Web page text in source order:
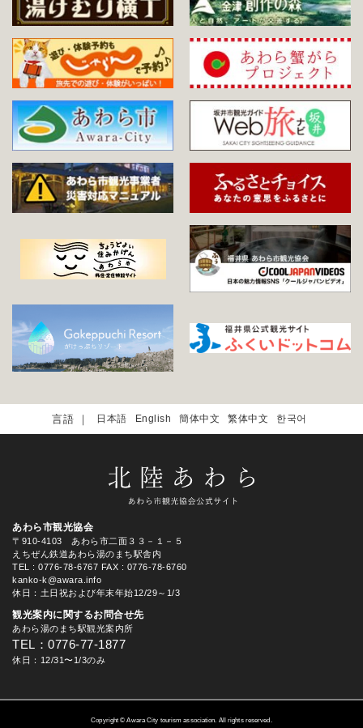
日本語 English 簡体中文 繁体中文 한국어
あわら市観光協会
〒910-4103 あわら市二面３３－１－５
えちぜん鉄道あわら湯のまち駅舎内
TEL
: 0776-78-6767 FAX : 0776-78-6760
kanko-k@awara.info
休日：土日祝および年末年始12/29～1/3
観光案内に関するお問合せ先
あわら湯のまち駅観光案内所
TEL：0776-77-1877
休日：12/31〜1/3のみ
Copyright © Awara City tourism association. All rights reserved.